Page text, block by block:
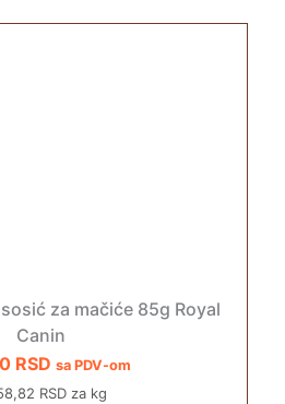
za mačiće 85g Royal
Canin
RSD sa PDV-om
RSD za kg